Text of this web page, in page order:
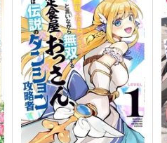
DESERT ROSE
Butter Boy
787円（税込）
空条承太郎×花京院典明
サンプル 作品詳細